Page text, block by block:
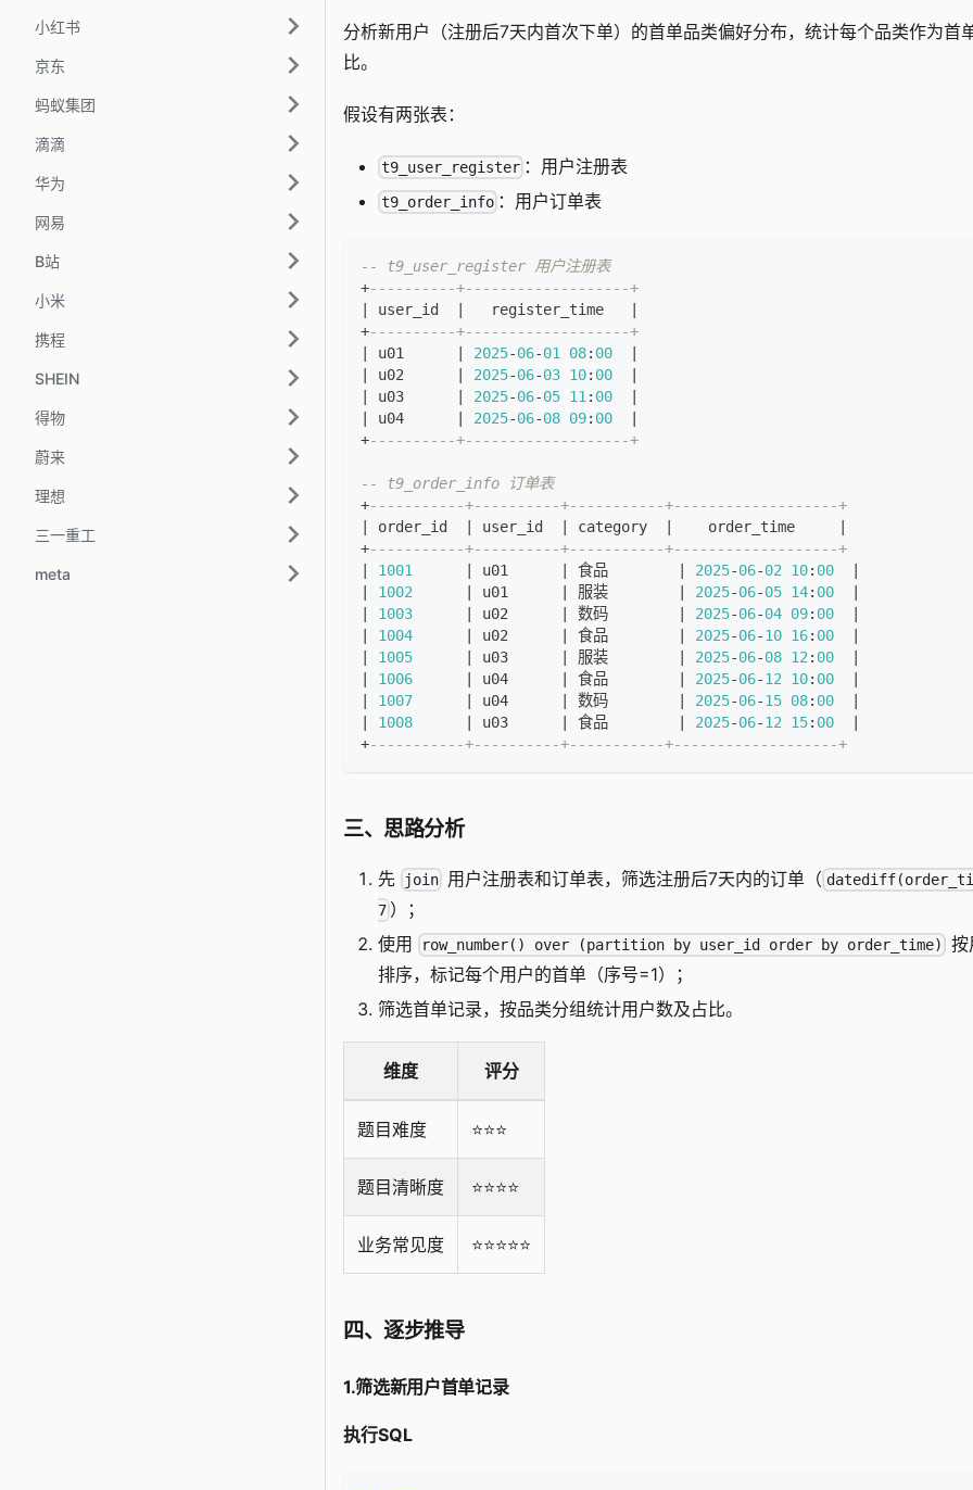
小红书
京东
蚂蚁集团
滴滴
华为
网易
B站
小米
携程
SHEIN
得物
蔚来
理想
三一重工
meta
分析新用户（注册后7天内首次下单）的首单品类偏好分布，统计每个品类作为首
比。
假设有两张表：
t9_user_register ：用户注册表
t9_order_info ：用户订单表
-- t9_user_register 用户注册表
+----------+-------------------+
user_id
   register_time
+----------+-------------------+
u01 2025-06-01 08: 00
u02 2025-06-03 10: 00
u03 2025-06-05 11 : 00
u04 2025-06-08 09: 00
+----------+-------------------+
-- t9_order_info 订单表
+-----------+----------+-----------+-------------------+
order_id user_id category
    order_time
+-----------+----------+-----------+-------------------+
1001 u01 食品 2025-06-02 10: 00
1002 u01 服装 2025-06-05 14: 00
1003 u02 数码 2025-06-04 09: 00
1004 u02 食品 2025-06-10 16: 00
1005 u03 服装 2025-06-08 12 : 00
1006 u04 食品 2025-06-12 10: 00
1007 u04 数码 2025-06-15 08: 00
1008 u03 食品 2025-06-12 15: 00
+-----------+----------+-----------+-------------------+
三、思路分析
先 join 用户注册表和订单表，筛选注册后7天内的订单（
7 ）；
使用
row_number() over (partition by user_id order by order_time)
按
排序，标记每个用户的首单（序号=1）；
筛选首单记录，按品类分组统计用户数及占比。
维度 评分
题目难度 ⭐️⭐️⭐️
题目清晰度 ⭐️⭐️⭐️⭐️
业务常见度 ⭐️⭐️⭐️⭐️⭐️
四、逐步推导
1.筛选新用户首单记录
执行SQL